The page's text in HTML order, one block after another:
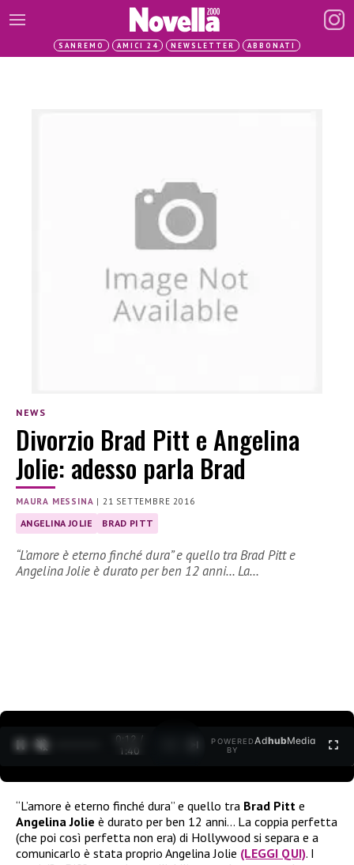
SANREMO AMICI 24 NEWSLETTER ABBONATI
NEWS
Divorzio Brad Pitt e Angelina
Jolie: adesso parla Brad
MAURA MESSINA | 21 SETTEMBRE 2016
ANGELINA JOLIE BRAD PITT
“L’amore è eterno finché dura” e quello tra Brad Pitt e
Angelina Jolie è durato per ben 12 anni… La…
0:12 /
1:40
POWERED
BY
AdhubMedia
“L’amore è eterno finché dura” e quello tra Brad Pitt e
Angelina Jolie è durato per ben 12 anni… La coppia perfetta
(che poi così perfetta non era) di Hollywood si separa e a
comunicarlo è stata proprio Angelina Jolie (LEGGI QUI). I